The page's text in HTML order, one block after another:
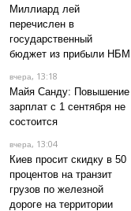
Миллиард лей
перечислен в
государственный
бюджет из прибыли НБМ
вчера, 13:18
Майя Санду: Повышение
зарплат с 1 сентября не
состоится
вчера, 13:04
Киев просит скидку в 50
процентов на транзит
грузов по железной
дороге на территории